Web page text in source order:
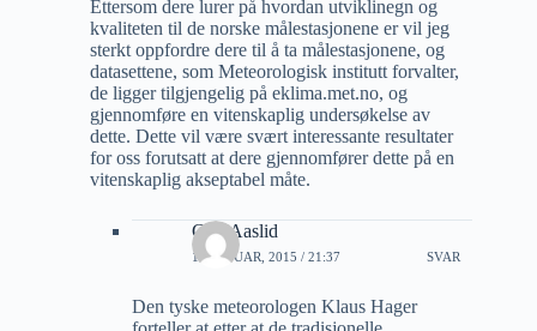
Ettersom dere lurer på hvordan utviklinegn og
kvaliteten til de norske målestasjonene er vil jeg
sterkt oppfordre dere til å ta målestasjonene, og
datasettene, som Meteorologisk institutt forvalter,
de ligger tilgjengelig på eklima.met.no, og
gjennomføre en vitenskaplig undersøkelse av
dette. Dette vil være svært interessante resultater
for oss forutsatt at dere gjennomfører dette på en
vitenskaplig akseptabel måte.
Geir Aaslid
18 JANUAR, 2015 / 21:37 SVAR
Den tyske meteorologen Klaus Hager